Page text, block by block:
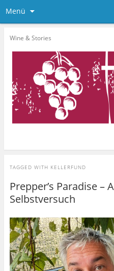
Menü
Wine & Stories
TAGGED WITH KELLERFUND
Prepper’s Paradise –
Selbstversuch